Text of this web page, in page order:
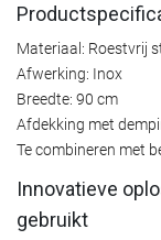
Materiaal: Roestvrij
Afwerking: Inox
Breedte: 90 cm
Afdekking met
Te combineren met
Innovatieve
gebruikt